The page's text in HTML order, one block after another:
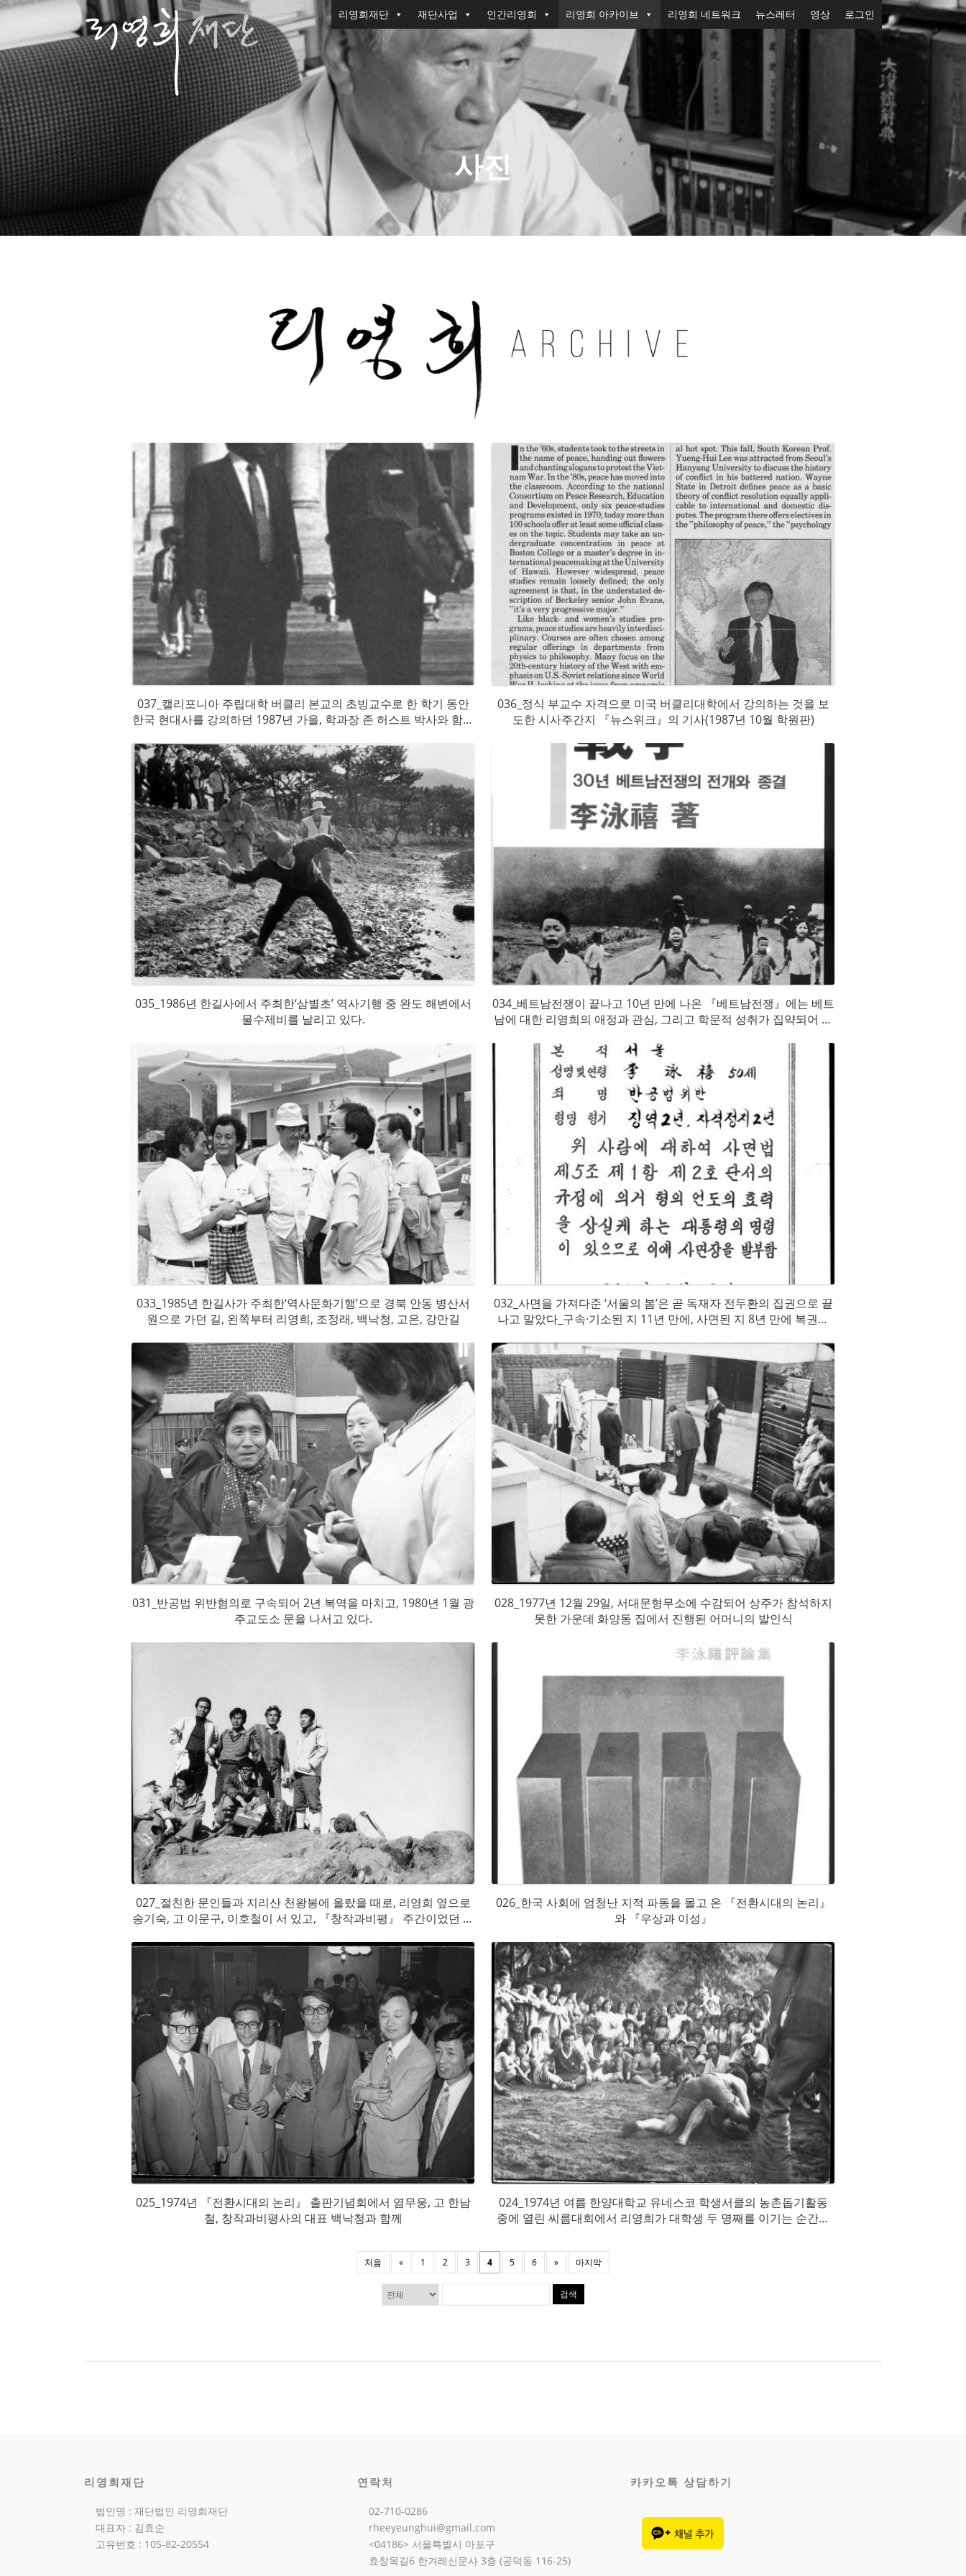
콘
로
바
로
가
기
리영희재단 재단사업 인간리영희 리영희 아카이브 리영희 네트워크 뉴스레터 영상 로그인
사진
037_캘리포니아 주립대학 버클리 본교의 초빙교수로 한 학기 동안
한국 현대사를 강의하던 1987년 가을, 학과장 존 허스트 박사와 함께
036_정식 부교수 자격으로 미국 버클리대학에서 강의하는 것을 보
도한 시사주간지 『뉴스위크』의 기사(1987년 10월 학원판)
035_1986년 한길사에서 주최한‘삼별초’ 역사기행 중 완도 해변에서
물수제비를 날리고 있다.
034_베트남전쟁이 끝나고 10년 만에 나온 『베트남전쟁』에는 베트
남에 대한 리영희의 애정과 관심, 그리고 학문적 성취가 집약되어 있
033_1985년 한길사가 주최한‘역사문화기행’으로 경북 안동 병산서
원으로 가던 길, 왼쪽부터 리영희, 조정래, 백낙청, 고은, 강만길
032_사면을 가져다준 ‘서울의 봄’은 곧 독재자 전두환의 집권으로 끝
나고 말았다_구속·기소된 지 11년 만에, 사면된 지 8년 만에 복권되
031_반공법 위반혐의로 구속되어 2년 복역을 마치고, 1980년 1월 광
주교도소 문을 나서고 있다.
028_1977년 12월 29일, 서대문형무소에 수감되어 상주가 참석하지
못한 가운데 화양동 집에서 진행된 어머니의 발인식
027_절친한 문인들과 지리산 천왕봉에 올랐을 때로, 리영희 옆으로
송기숙, 고 이문구, 이호철이 서 있고, 『창작과비평』 주간이었던 이
026_한국 사회에 엄청난 지적 파동을 몰고 온 『전환시대의 논리』
와 『우상과 이성』
025_1974년 『전환시대의 논리』 출판기념회에서 염무웅, 고 한남
철, 창작과비평사의 대표 백낙청과 함께
024_1974년 여름 한양대학교 유네스코 학생서클의 농촌돕기활동
중에 열린 씨름대회에서 리영희가 대학생 두 명째를 이기는 순간으
처음 « 1 2 3 4 5 6 » 마지막
검색
리영희재단
법인명 : 재단법인 리영희재단
대표자 : 김효순
고유번호 : 105-82-20554
연락처
02-710-0286
rheeyeunghui@gmail.com
<04186> 서울특별시 마포구
효창목길6 한겨레신문사 3층 (공덕동 116-25)
카카오톡 상담하기